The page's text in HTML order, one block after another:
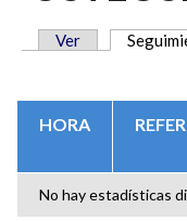
Ver
HORA
No hay estadísticas